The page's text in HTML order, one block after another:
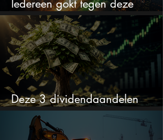
Iedereen gokt tegen deze
aandelen. Ik zou er juist 2
Deze 3 dividendaandelen
kunnen binnenkort flink stijgen